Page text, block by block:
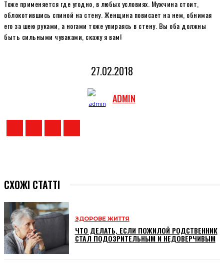
Тоже применяется где угодно, в любых условиях. Мужчина стоит,
облокотившись спиной на стену. Женщина повисает на нем, обнимая
его за шею руками, а ногами тоже упираясь в стену. Вы оба должны
быть сильными чуваками, скажу я вам!
27.02.2018
ADMIN
СХОЖІ СТАТТІ
ЗДОРОВЕ ЖИТТЯ
ЧТО ДЕЛАТЬ, ЕСЛИ ПОЖИЛОЙ РОДСТВЕННИК
СТАЛ ПОДОЗРИТЕЛЬНЫМ И НЕДОВЕРЧИВЫМ